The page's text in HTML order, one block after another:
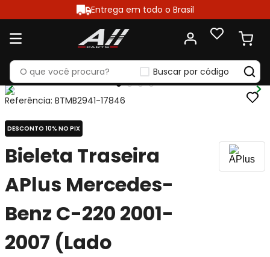
Entrega em todo o Brasil
Buscar por código
Referência: BTMB2941-17846
DESCONTO 10% NO PIX
Bieleta Traseira
APlus Mercedes-
Benz C-220 2001-
2007 (Lado